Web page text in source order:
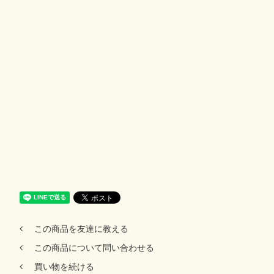
この商品を友達に教える
この商品について問い合わせる
買い物を続ける